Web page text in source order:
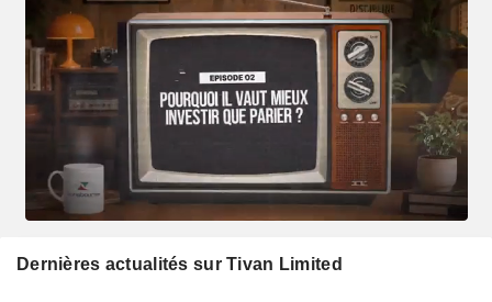
Dernières actualités sur Tivan Limited